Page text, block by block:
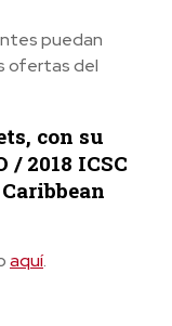
puedan
ofertas del
con su
2018 ICSC
aquí.